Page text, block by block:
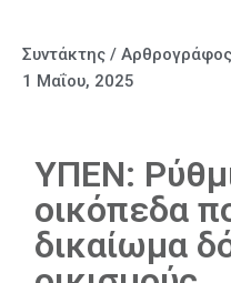
Συντάκτης /
1 Μαΐου, 2025
ΥΠΕΝ:
οικόπεδα
δικαίωμα